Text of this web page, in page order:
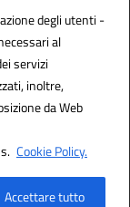
degli utenti -
al
servizi
inoltre,
da Web
Cookie Policy.
Accettare tutto
istsc_saps08000t
S.r.l.
Italia